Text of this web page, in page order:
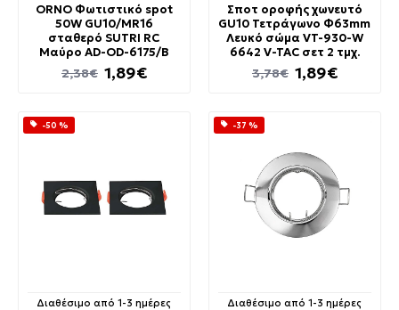
ORNO Φωτιστικό spot
50W GU10/MR16
σταθερό SUTRI RC
Μαύρο AD-OD-6175/B
1,89€
2,38€
Σποτ οροφής χωνευτό
GU10 Τετράγωνο Φ63mm
Λευκό σώμα VT-930-W
6642 V-TAC σετ 2 τμχ.
1,89€
3,78€
-50 %
Διαθέσιμο από 1-3 ημέρες
-37 %
Διαθέσιμο από 1-3 ημέρες